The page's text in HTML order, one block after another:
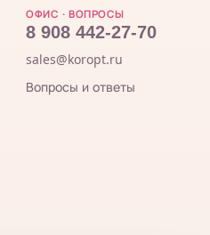
ОФИС · ВОПРОСЫ
8 908 442-27-70
sales@koropt.ru
Вопросы и ответы